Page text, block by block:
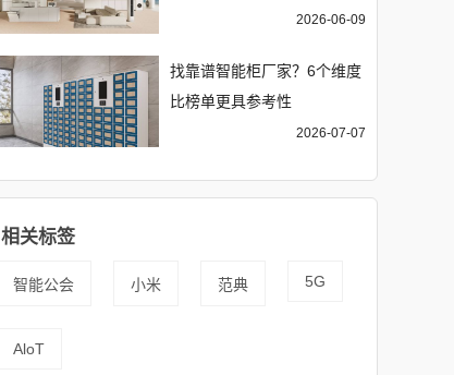
2026-06-09
找靠谱智能柜厂家？6个维度
比榜单更具参考性
2026-07-07
相关标签
智能公会 小米 范典 5G
AloT